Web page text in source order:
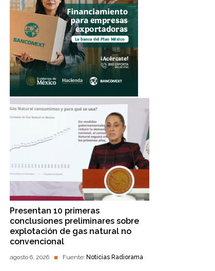
Presentan 10 primeras
conclusiones preliminares sobre
explotación de gas natural no
convencional
agosto 6, 2026 Fuente: Noticias Radiorama